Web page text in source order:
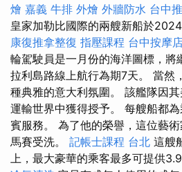
燴 嘉義 牛排 外燴 外牆防水 台中
皇家加勒比國際的兩艘新船於
康復推拿整復 指壓課程 台中按摩
輪駕駛員是一月份的海洋圖標，將
拉利島路線上航行為期7天。 當然
種典雅的意大利氛圍。 該艦隊因
運輸世界中獲得授予。 每艘船都
賓服務。 為了他的榮譽，這位藝
馬賽受洗。 記帳士課程 台北 這艘
上，最大豪華的乘客最多可提供